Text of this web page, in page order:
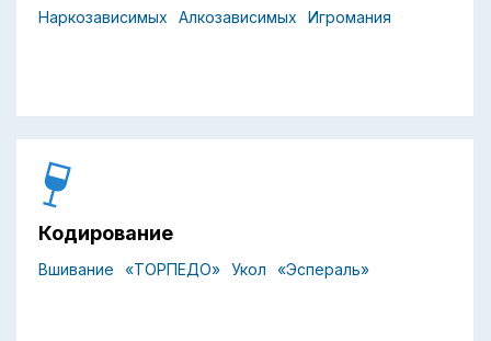
Наркозависимых Алкозависимых Игромания
Кодирование
Вшивание «ТОРПЕДО» Укол «Эспераль»